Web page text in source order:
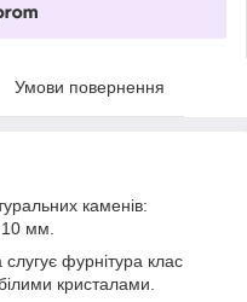
Умови повернення
каменів:
мм.
фурнітура клас
кристалами.